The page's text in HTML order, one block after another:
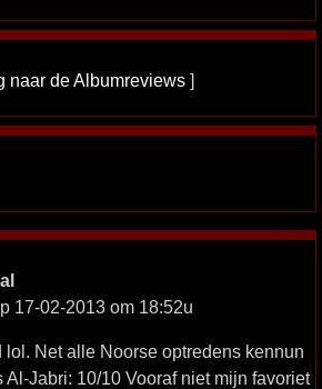
naar de Albumreviews ]
17-02-2013 om 18:52u
lol. Net alle Noorse optredens kennun
Jabri: 10/10 Vooraf niet mijn favoriet